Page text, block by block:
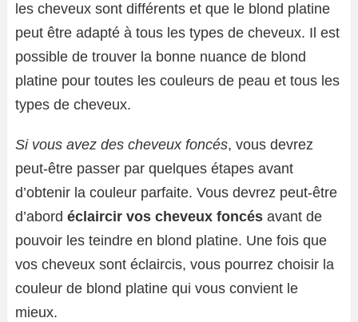
les cheveux sont différents et que le blond platine
peut être adapté à tous les types de cheveux. Il est
possible de trouver la bonne nuance de blond
platine pour toutes les couleurs de peau et tous les
types de cheveux.
Si vous avez des cheveux foncés, vous devrez
peut-être passer par quelques étapes avant
d’obtenir la couleur parfaite. Vous devrez peut-être
d’abord éclaircir vos cheveux foncés avant de
pouvoir les teindre en blond platine. Une fois que
vos cheveux sont éclaircis, vous pourrez choisir la
couleur de blond platine qui vous convient le
mieux.